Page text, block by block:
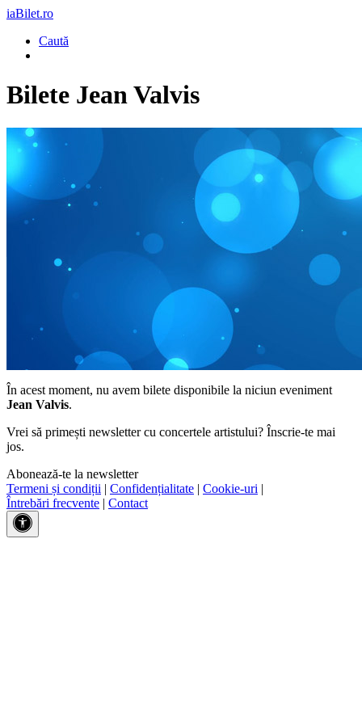
iaBilet.ro
Caută
Bilete Jean Valvis
În acest moment, nu avem bilete disponibile la niciun eveniment
Jean Valvis.
Vrei să primești newsletter cu concertele artistului? Înscrie-te mai
jos.
Abonează-te la newsletter
Termeni și condiții | Confidențialitate | Cookie-uri |
Întrebări frecvente | Contact